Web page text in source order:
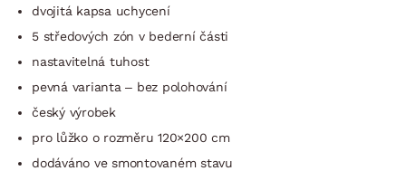
dvojitá kapsa uchycení
5 středových zón v bederní části
nastavitelná tuhost
pevná varianta – bez polohování
český výrobek
pro lůžko o rozměru 120×200 cm
dodáváno ve smontovaném stavu